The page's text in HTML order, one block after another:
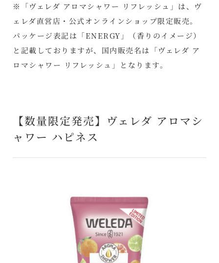
※「ヴェレダ アロマシャワー リフレッシュ」は、ヴ
ェレダ直営店・公式オンラインショップ限定販売。
パッケージ表記は「ENERGY」（香りのイメージ）
と記載しておりますが、国内販売名は「ヴェレダ ア
ロマシャワー リフレッシュ」となります。
【数量限定発売】ヴェレダ アロマシ
ャワー ハピネス